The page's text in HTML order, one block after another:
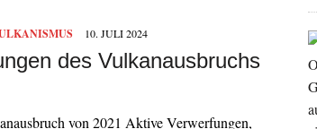
10. JULI 2024
des Vulkanausbruchs
von 2021 Aktive Verwerfungen,